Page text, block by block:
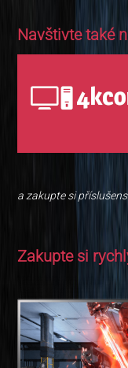
Navštivte také
a zakupte si
Zakupte si